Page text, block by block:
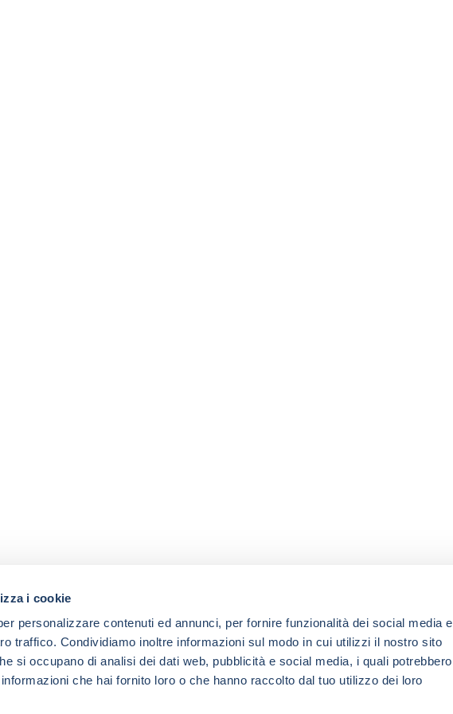
i cookie
personalizzare contenuti ed annunci, per fornire funzionalità dei social media e
traffico. Condividiamo inoltre informazioni sul modo in cui utilizzi il nostro sito
si occupano di analisi dei dati web, pubblicità e social media, i quali potrebbero
che hai fornito loro o che hanno raccolto dal tuo utilizzo dei loro